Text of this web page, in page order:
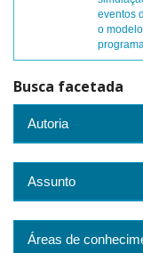
eventos
o
Busca facetada
Autoria
Assunto
Áreas de